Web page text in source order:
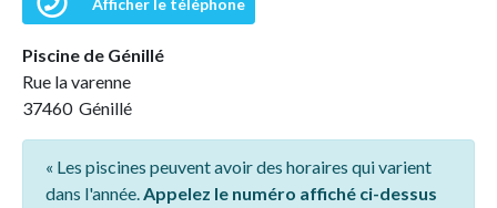
Piscine de Génillé
Rue la varenne
37460 Génillé
« Les piscines peuvent avoir des horaires qui varient
dans l'année.Appelez le numéro affiché ci-dessus